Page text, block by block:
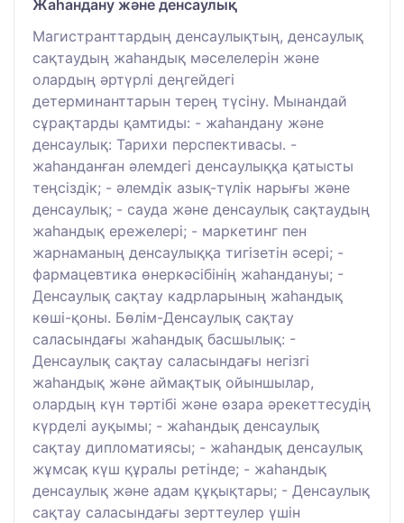
Жаһандану және денсаулық
Магистранттардың денсаулықтың, денсаулық
сақтаудың жаһандық мәселелерін және
олардың әртүрлі деңгейдегі
детерминанттарын терең түсіну. Мынандай
сұрақтарды қамтиды: - жаһандану және
денсаулық: Тарихи перспективасы. -
жаһанданған әлемдегі денсаулыққа қатысты
теңсіздік; - әлемдік азық-түлік нарығы және
денсаулық; - сауда және денсаулық сақтаудың
жаһандық ережелері; - маркетинг пен
жарнаманың денсаулыққа тигізетін әсері; -
фармацевтика өнеркәсібінің жаһандануы; -
Денсаулық сақтау кадрларының жаһандық
көші-қоны. Бөлім-Денсаулық сақтау
саласындағы жаһандық басшылық: -
Денсаулық сақтау саласындағы негізгі
жаһандық және аймақтық ойыншылар,
олардың күн тәртібі және өзара әрекеттесудің
күрделі ауқымы; - жаһандық денсаулық
сақтау дипломатиясы; - жаһандық денсаулық
жұмсақ күш құралы ретінде; - жаһандық
денсаулық және адам құқықтары; - Денсаулық
сақтау саласындағы зерттеулер үшін